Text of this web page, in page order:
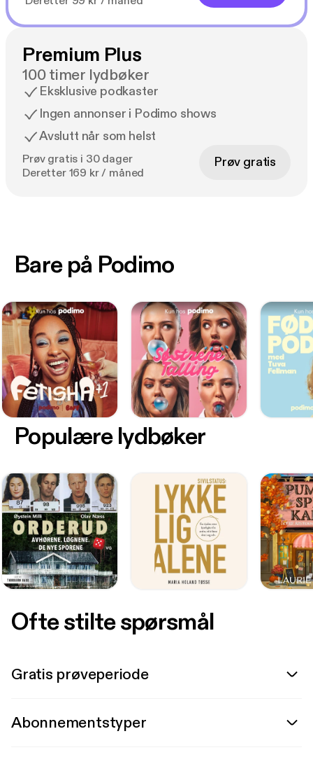
Premium Plus
100 timer lydbøker
Eksklusive podkaster
Ingen annonser i Podimo shows
Avslutt når som helst
Prøv gratis i 30 dager
Deretter 169 kr / måned
Prøv gratis
Bare på Podimo
Populære lydbøker
Ofte stilte spørsmål
Gratis prøveperiode
Abonnementstyper